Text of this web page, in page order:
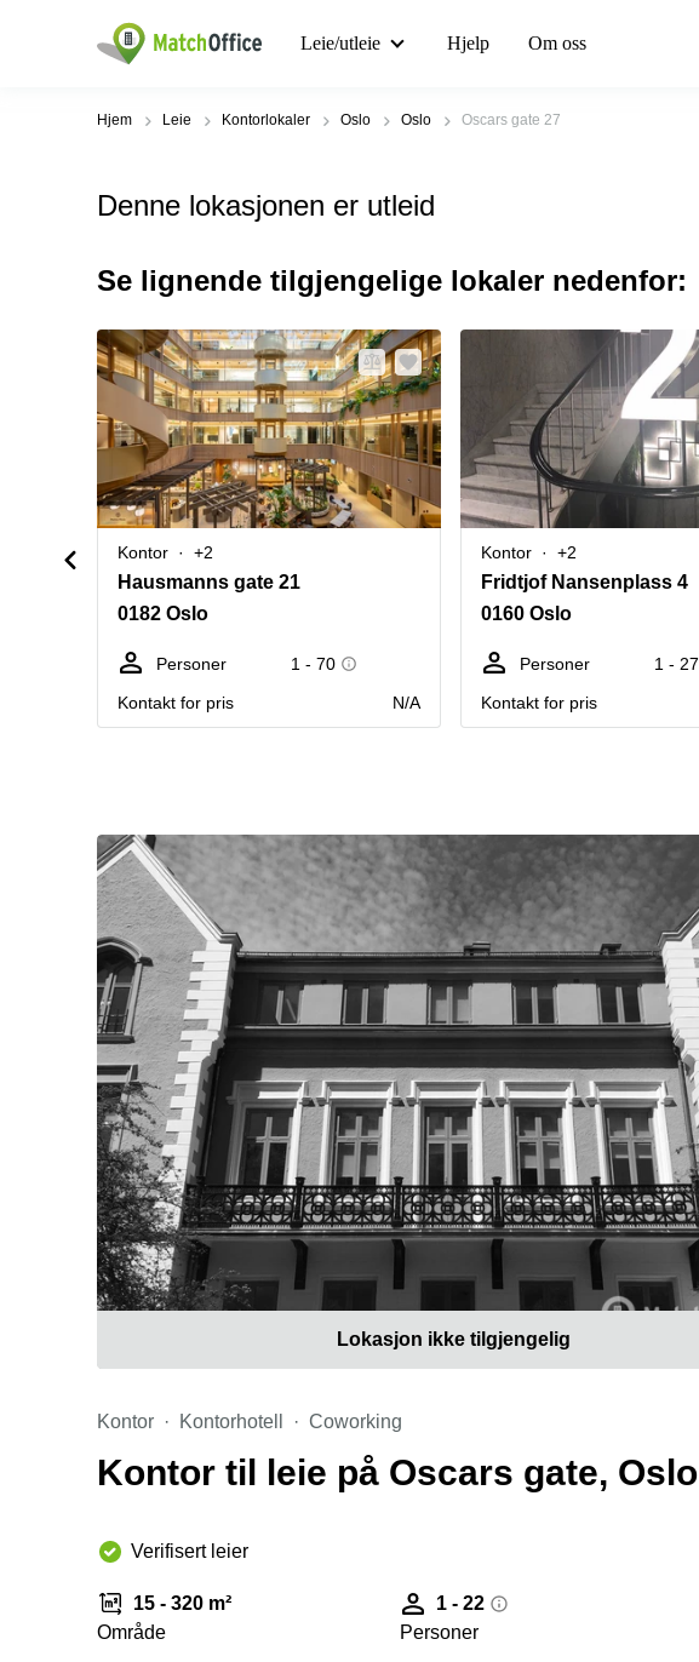
Leie/utleie Hjelp Om oss
Hjem Leie Kontorlokaler Oslo Oslo Oscars gate 27
Denne lokasjonen er utleid
Se lignende tilgjengelige lokaler nedenfor:
Kontor +2
Hausmanns gate 21
0182 Oslo
Personer
1 - 70
Kontakt for pris
N/A
Kontor +2
Fridtjof Nansenplass 4
0160 Oslo
Personer
1 - 27
Kontakt for pris
Lokasjon ikke tilgjengelig
Kontor Kontorhotell Coworking
Kontor til leie på Oscars gate, Oslo
Verifisert leier
15 - 320 m²
Område
1 - 22
Personer